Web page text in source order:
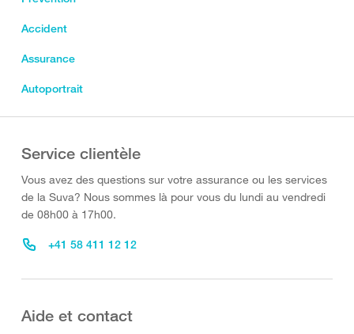
Accident
Assurance
Autoportrait
Service clientèle
Vous avez des questions sur votre assurance ou les services
de la Suva? Nous sommes là pour vous du lundi au vendredi
de 08h00 à 17h00.
+41 58 411 12 12
Aide et contact